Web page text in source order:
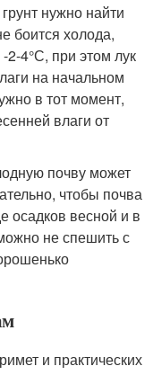
нужно найти
боится холода,
4°С, при этом лук
на начальном
в тот момент,
влаги от
почву может
чтобы почва
осадков весной и в
не спешить с
и практических